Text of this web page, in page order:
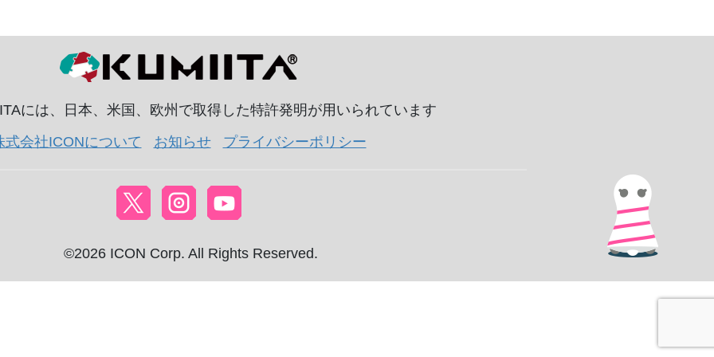
には、日本、米国、欧州で取得した特許発明が用いられています
式会社ICONについて
お知らせ プライバシーポリシー